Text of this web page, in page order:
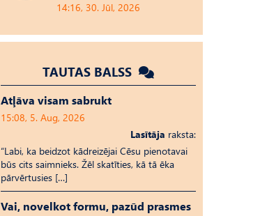
14:16, 30. Jūl, 2026
TAUTAS BALSS
Atļāva visam sabrukt
15:08, 5. Aug, 2026
Lasītāja raksta:
“Labi, ka beidzot kādreizējai Cēsu pienotavai
būs cits saimnieks. Žēl skatīties, kā tā ēka
pārvērtusies […]
Vai, novelkot formu, pazūd prasmes